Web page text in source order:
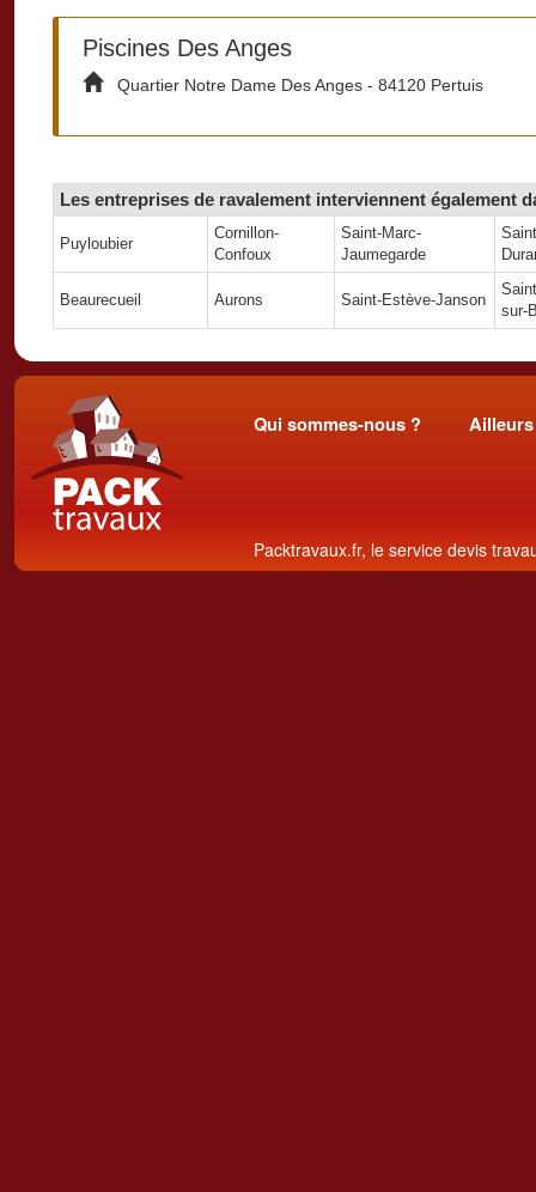
Piscines Des Anges
Quartier Notre Dame Des Anges - 84120 Pertuis
Les entreprises de ravalement interviennent également
Puyloubier
Cornillon-
Confoux
Saint-Marc-
Jaumegarde
Beaurecueil Aurons Saint-Estève-Janson
sur-
Qui sommes-nous ?
Packtravaux.fr, le service devis